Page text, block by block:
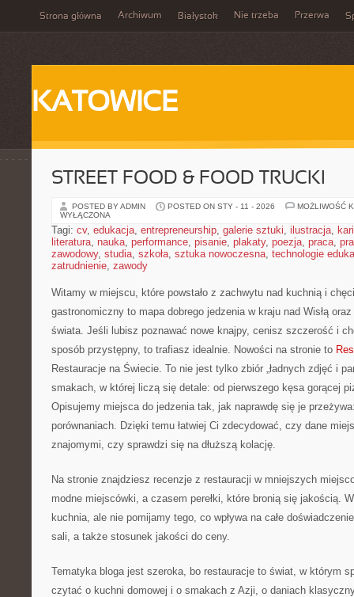
Strona główna Archiwum Białystok Nie trzeba Przerwa
KATOWICE
STREET FOOD & FOOD TRUCKI
POSTED BY ADMIN POSTED ON STY - 11 - 2026
MOŻLIWOŚĆ
WYŁĄCZONA
Tagi: cv, edukacja, entrepreneurship, galerie sztuki, ilustracja,
literatura, nauka, performance, pisanie, plakaty, poezja, praca,
zawodowy, studia, szkoła, sztuka nowoczesna, technologie
zatrudnienie, zawody
Witamy w miejscu, które powstało z zachwytu nad kuchnią i
gastronomiczny to mapa dobrego jedzenia w kraju nad Wisłą
świata. Jeśli lubisz poznawać nowe knajpy, cenisz szczerość i
sposób przystępny, to trafiasz idealnie. Nowości na stronie to
Restauracje na Świecie. To nie jest tylko zbiór „ładnych zdjęć i
smakach, w której liczą się detale: od pierwszego kęsa gorącej
Opisujemy miejsca do jedzenia tak, jak naprawdę się je
porównaniach. Dzięki temu łatwiej Ci zdecydować, czy dane
znajomymi, czy sprawdzi się na dłuższą kolację.
Na stronie znajdziesz recenzje z restauracji w mniejszych
modne miejscówki, a czasem perełki, które bronią się jakością.
kuchnia, ale nie pomijamy tego, co wpływa na całe
sali, a także stosunek jakości do ceny.
Tematyka bloga jest szeroka, bo restauracje to świat, w którym
czytać o kuchni domowej i o smakach z Azji, o daniach